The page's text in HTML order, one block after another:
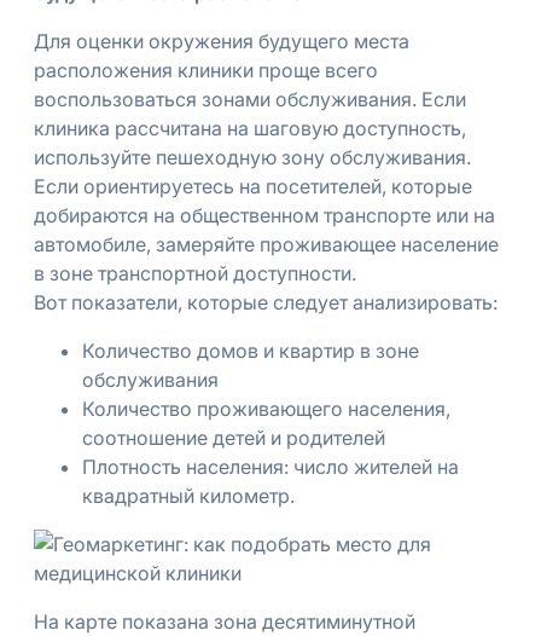
Для оценки окружения будущего места
расположения клиники проще всего
воспользоваться зонами обслуживания. Если
клиника рассчитана на шаговую доступность,
используйте пешеходную зону обслуживания.
Если ориентируетесь на посетителей, которые
добираются на общественном транспорте или на
автомобиле, замеряйте проживающее население
в зоне транспортной доступности.
Вот показатели, которые следует анализировать:
Количество домов и квартир в зоне
обслуживания
Количество проживающего населения,
соотношение детей и родителей
Плотность населения: число жителей на
квадратный километр.
На карте показана зона десятиминутной